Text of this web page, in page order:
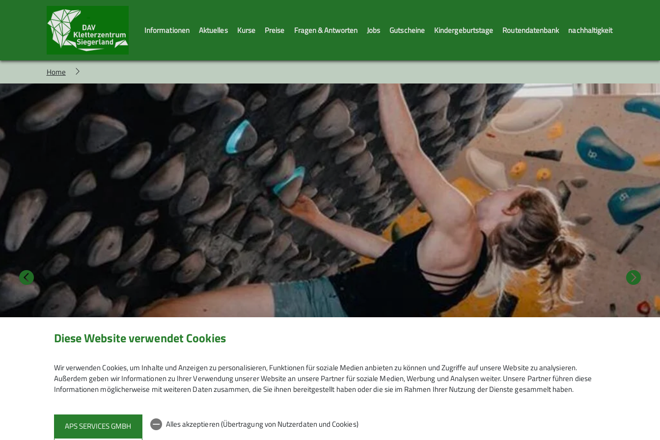
Informationen Aktuelles
Sicherheitstage
Kurse Preise Fragen & Antworten Jobs Gutscheine Kindergeburtstage Routendatenbank nachhaltigkeit
Home
Diese Website verwendet Cookies
Wir verwenden Cookies, um Inhalte und Anzeigen zu personalisieren, Funktionen für soziale Medien anbieten zu können und Zugriffe auf unsere Website zu analysieren.
Außerdem geben wir Informationen zu Ihrer Verwendung unserer Website an unsere Partner für soziale Medien, Werbung und Analysen weiter. Unsere Partner führen diese
Informationen möglicherweise mit weiteren Daten zusammen, die Sie ihnen bereitgestellt haben oder die sie im Rahmen Ihrer Nutzung der Dienste gesammelt haben.
APS SERVICES GMBH
Alles akzeptieren (Übertragung von Nutzerdaten und Cookies)